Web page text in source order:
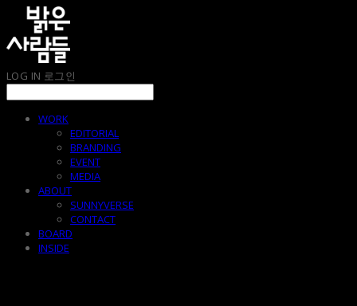
LOG IN 로그인
WORK
EDITORIAL
BRANDING
EVENT
MEDIA
ABOUT
SUNNYVERSE
CONTACT
BOARD
INSIDE